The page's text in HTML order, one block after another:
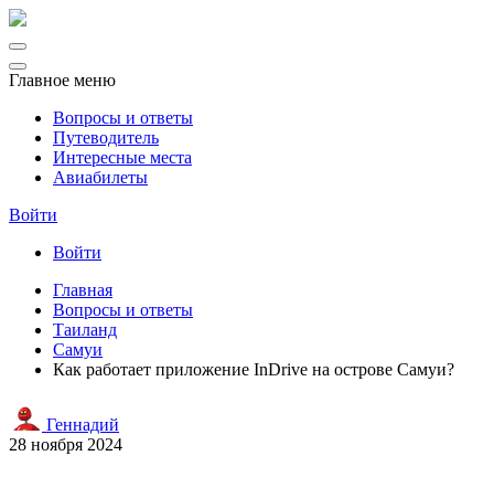
Главное меню
Вопросы и ответы
Путеводитель
Интересные места
Авиабилеты
Войти
Войти
Главная
Вопросы и ответы
Таиланд
Самуи
Как работает приложение InDrive на острове Самуи?
Геннадий
28 ноября 2024